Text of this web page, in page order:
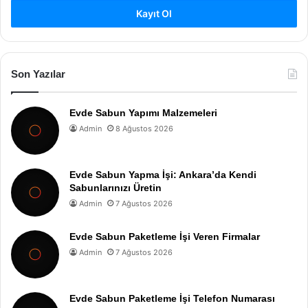
Kayıt Ol
Son Yazılar
Evde Sabun Yapımı Malzemeleri
Admin 8 Ağustos 2026
Evde Sabun Yapma İşi: Ankara’da Kendi
Sabunlarınızı Üretin
Admin 7 Ağustos 2026
Evde Sabun Paketleme İşi Veren Firmalar
Admin 7 Ağustos 2026
Evde Sabun Paketleme İşi Telefon Numarası